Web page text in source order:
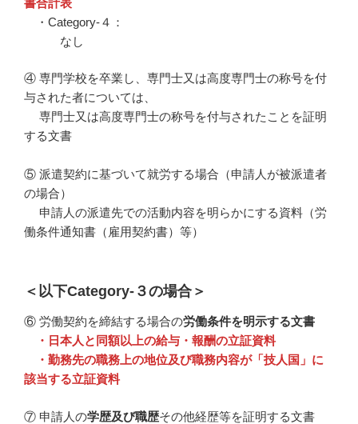
書合計表
・Category-４：
なし
④ 専門学校を卒業し、専門士又は高度専門士の称号を付
与された者については、
専門士又は高度専門士の称号を付与されたことを証明
する文書
⑤ 派遣契約に基づいて就労する場合（申請人が被派遣者
の場合）
申請人の派遣先での活動内容を明らかにする資料（労
働条件通知書（雇用契約書）等）
＜以下Category-３の場合 ＞
⑥ 労働契約を締結する場合の労働条件を明示する文書
・日本人と同額以上の給与・報酬の立証資料
・勤務先の職務上の地位及び職務内容が「技人国」に
該当する立証資料
⑦ 申請人の学歴及び職歴その他経歴等を証明する文書